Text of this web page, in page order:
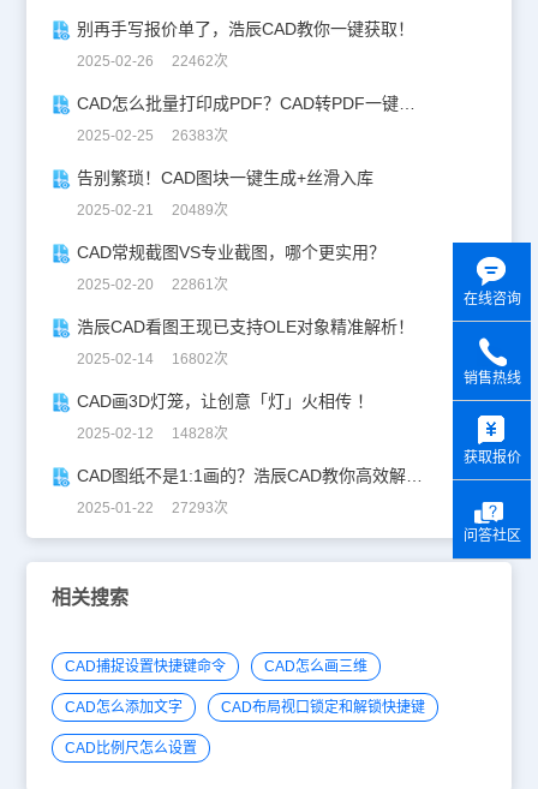
别再手写报价单了，浩辰CAD教你一键获取！
2025-02-26 22462次
CAD怎么批量打印成PDF？CAD转PDF一键批量完成！
2025-02-25 26383次
告别繁琐！CAD图块一键生成+丝滑入库
2025-02-21 20489次
CAD常规截图VS专业截图，哪个更实用？
2025-02-20 22861次
浩辰CAD看图王现已支持OLE对象精准解析！
2025-02-14 16802次
CAD画3D灯笼，让创意「灯」火相传 ！
2025-02-12 14828次
CAD图纸不是1:1画的？浩辰CAD教你高效解决！
2025-01-22 27293次
相关搜索
CAD捕捉设置快捷键命令 CAD怎么画三维
CAD怎么添加文字 CAD布局视口锁定和解锁快捷键
CAD比例尺怎么设置
在线咨询
销售热线
获取报价
问答社区